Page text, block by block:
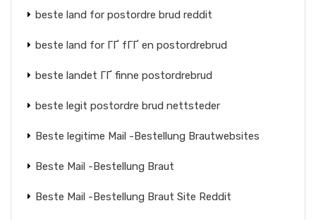
beste land for postordre brud reddit
beste land for ГҐ fГҐ en postordrebrud
beste landet ГҐ finne postordrebrud
beste legit postordre brud nettsteder
Beste legitime Mail -Bestellung Brautwebsites
Beste Mail -Bestellung Braut
Beste Mail -Bestellung Braut Site Reddit